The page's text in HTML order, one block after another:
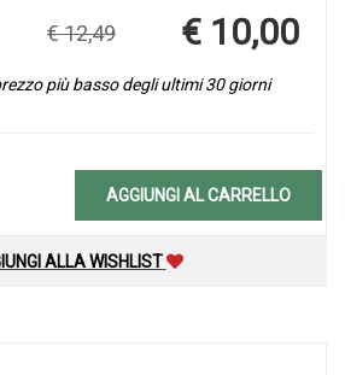
€ 12,49
Prezzo
€ 10,00
più basso degli ultimi 30 giorni
AGGIUNGI AL CARRELLO
ALLA WISHLIST